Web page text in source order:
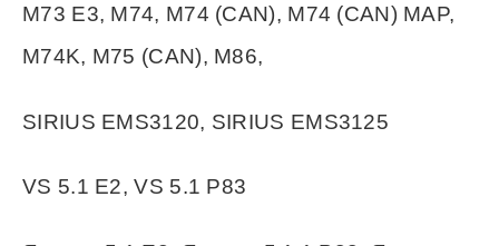
М7.9.7 E4, Bosch МP7.0 E2, Bosch МP7.0
E3
M73 E3, M74, M74 (CAN), M74 (CAN) MAP,